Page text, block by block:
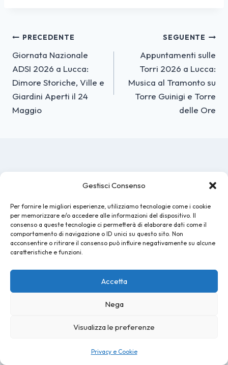
Gestisci Consenso
Per fornire le migliori esperienze, utilizziamo tecnologie come i cookie
per memorizzare e/o accedere alle informazioni del dispositivo. Il
consenso a queste tecnologie ci permetterà di elaborare dati come il
comportamento di navigazione o ID unici su questo sito. Non
acconsentire o ritirare il consenso può influire negativamente su alcune
caratteristiche e funzioni.
Accetta
Nega
Visualizza le preferenze
Privacy e Cookie
Navigazione
articoli
PRECEDENTE
Giornata Nazionale
ADSI 2026 a Lucca:
Dimore Storiche, Ville e
Giardini Aperti il 24
Maggio
SEGUENTE
Appuntamenti sulle
Torri 2026 a Lucca:
Musica al Tramonto su
Torre Guinigi e Torre
delle Ore
Articoli simili
Concerto Gorillaz 12 Luglio Lucca